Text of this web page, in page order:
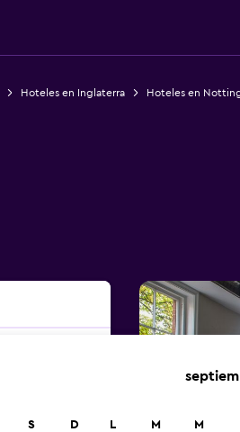
Hoteles en Inglaterra Hoteles en
S D L M M